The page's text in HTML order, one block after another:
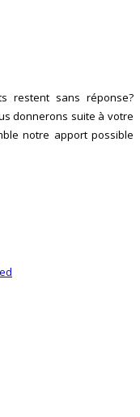
restent sans réponse?
donnerons suite à votre
notre apport possible